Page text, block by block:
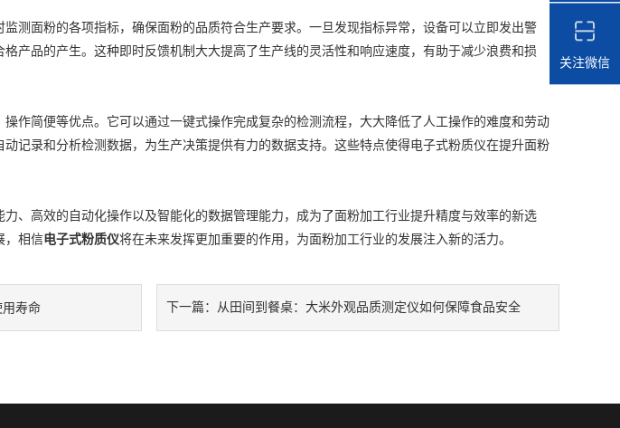
面粉的各项指标，确保面粉的品质符合生产要求。一旦发现指标异常，设备可以立即发出警
产品的产生。这种即时反馈机制大大提高了生产线的灵活性和响应速度，有助于减少浪费和损
简便等优点。它可以通过一键式操作完成复杂的检测流程，大大降低了人工操作的难度和劳动
记录和分析检测数据，为生产决策提供有力的数据支持。这些特点使得电子式粉质仪在提升面粉
高效的自动化操作以及智能化的数据管理能力，成为了面粉加工行业提升精度与效率的新选
，相信电子式粉质仪将在未来发挥更加重要的作用，为面粉加工行业的发展注入新的活力。
寿命 下一篇： 从田间到餐桌：大米外观品质测定仪如何保障食品安全
关注微信